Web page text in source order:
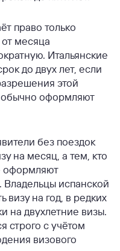
право только
месяца
Итальянские
до двух лет, если
этой
обычно оформляют
без поездок
на месяц, а тем, кто
оформляют
испанской
визу на год, в редких
на двухлетние визы.
строго с учётом
визового